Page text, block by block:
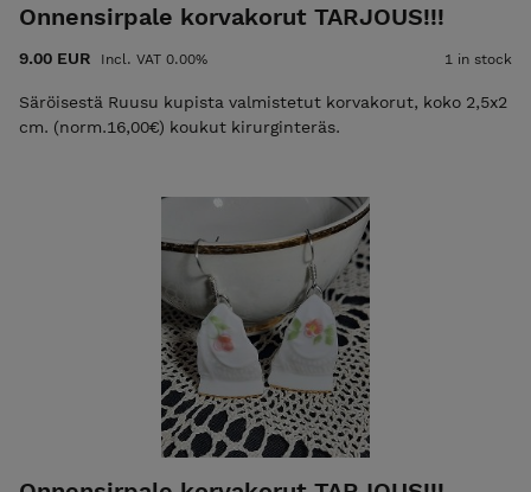
Onnensirpale korvakorut TARJOUS!!!
9.00 EUR Incl. VAT 0.00% 1 in stock
Säröisestä Ruusu kupista valmistetut korvakorut, koko 2,5x2
cm. (norm.16,00€) koukut kirurginteräs.